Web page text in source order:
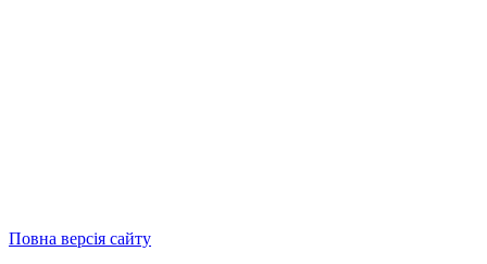
Повна версія сайту